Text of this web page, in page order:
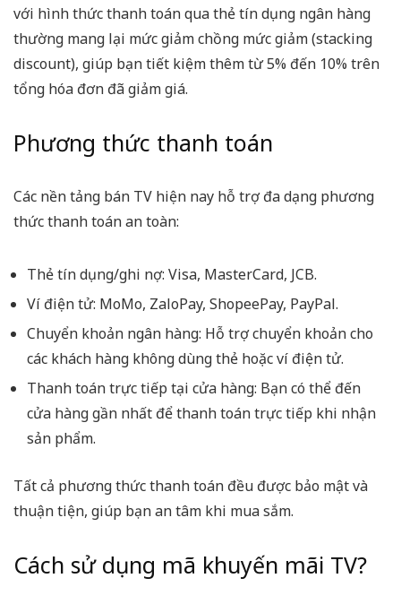
với hình thức thanh toán qua thẻ tín dụng ngân hàng
thường mang lại mức giảm chồng mức giảm (stacking
discount), giúp bạn tiết kiệm thêm từ 5% đến 10% trên
tổng hóa đơn đã giảm giá.
Phương thức thanh toán
Các nền tảng bán TV hiện nay hỗ trợ đa dạng phương
thức thanh toán an toàn:
Thẻ tín dụng/ghi nợ: Visa, MasterCard, JCB.
Ví điện tử: MoMo, ZaloPay, ShopeePay, PayPal.
Chuyển khoản ngân hàng: Hỗ trợ chuyển khoản cho
các khách hàng không dùng thẻ hoặc ví điện tử.
Thanh toán trực tiếp tại cửa hàng: Bạn có thể đến
cửa hàng gần nhất để thanh toán trực tiếp khi nhận
sản phẩm.
Tất cả phương thức thanh toán đều được bảo mật và
thuận tiện, giúp bạn an tâm khi mua sắm.
Cách sử dụng mã khuyến mãi TV?